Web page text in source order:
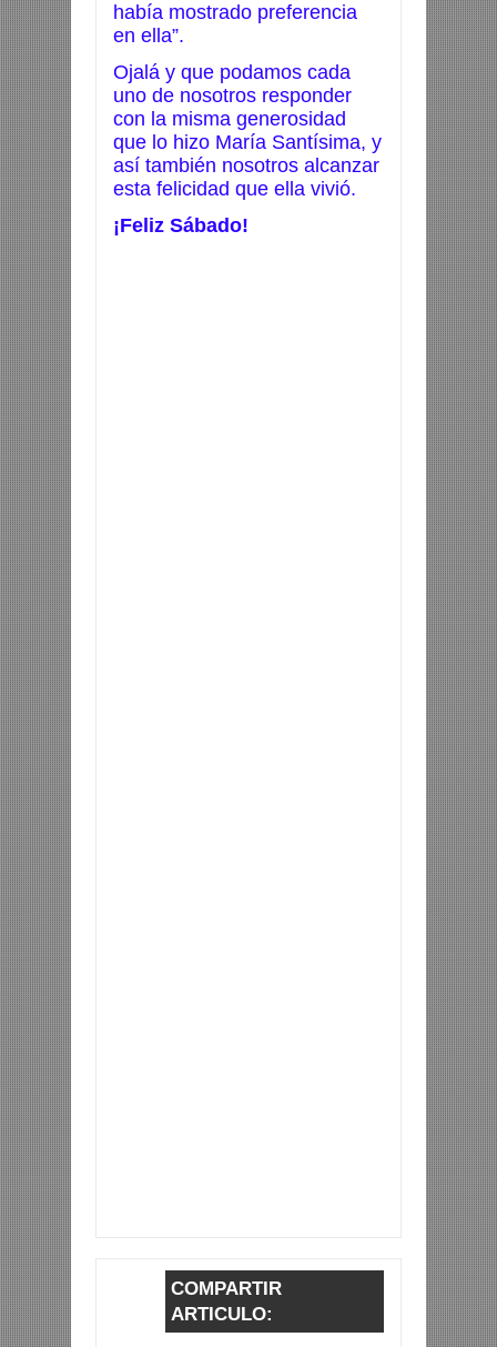
había mostrado preferencia
en ella”.
Ojalá y que podamos cada
uno de nosotros responder
con la misma generosidad
que lo hizo María Santísima, y
así también nosotros alcanzar
esta felicidad que ella vivió.
¡Feliz Sábado!
COMPARTIR
ARTICULO: